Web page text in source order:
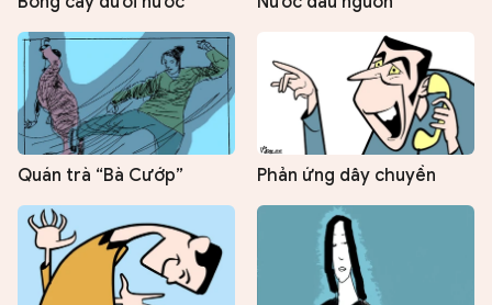
Quán trà “Bà Cướp” Phản ứng dây chuyền